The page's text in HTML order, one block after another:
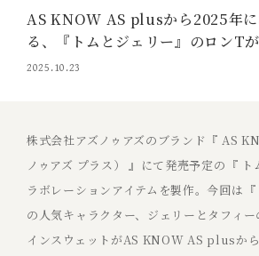
AS KNOW AS plusから2025年
る、『トムとジェリー』のロンTが
2025.10.23
株式会社アズノゥアズのブランド『 AS
ノゥアズ プラス） 』にて発売予定の『 ト
ラボレーションアイテムを製作。今回は『
の人気キャラクター、ジェリーとタフィ
インスウェットがAS KNOW AS plusか